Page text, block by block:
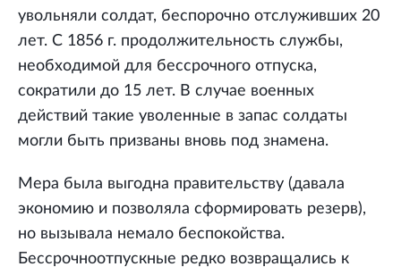
увольняли солдат, беспорочно отслуживших 20
лет. С 1856 г. продолжительность службы,
необходимой для бессрочного отпуска,
сократили до 15 лет. В случае военных
действий такие уволенные в запас солдаты
могли быть призваны вновь под знамена.
Мера была выгодна правительству (давала
экономию и позволяла сформировать резерв),
но вызывала немало беспокойства.
Бессрочноотпускные редко возвращались к